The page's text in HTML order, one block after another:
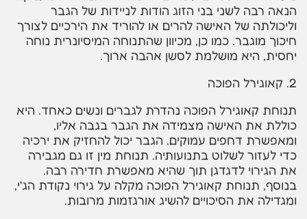
הנאה רבה לשני בני הזוג הודות לניידות של הגבר
וליכולתה של האישה להרים או להוריד את הירכיים לצורך
חיכוך מוגבר. כמו כן, מכיוון שהתנוחה המיסיונרית נוחה
יחסית, היא מושלמת לסשן אהבה ארוך.
2. קאוגירל הפוכה
תנוחת קאוגירל הפוכה נהדרת לגברים ונשים כאחד. היא
כוללת את האישה מצמידה את הגבר בגבה אליו,
ומאפשרת דחפים עמוקים. הגבר יכול להחזיק את ירכיה
כדי לעזור לשלוט בתנועותיה. תנוחת מין זו גם מגבירה
את הגירוי לדגדגן תוך שהיא מאפשרת חדירה רבה.
בנוסף, תנוחת קאוגירל הפוכה מקלה על גירוי נקודת הג'י,
ומגדילה את הסיכויים להשיג אורגזמות מרובות.